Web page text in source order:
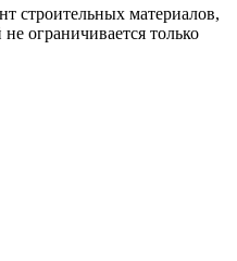
строительных материалов,
ограничивается только